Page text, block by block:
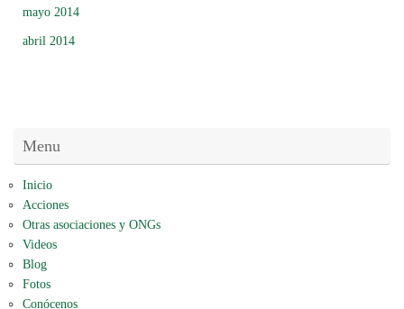
mayo 2014
abril 2014
Menu
Inicio
Acciones
Otras asociaciones y ONGs
Videos
Blog
Fotos
Conócenos